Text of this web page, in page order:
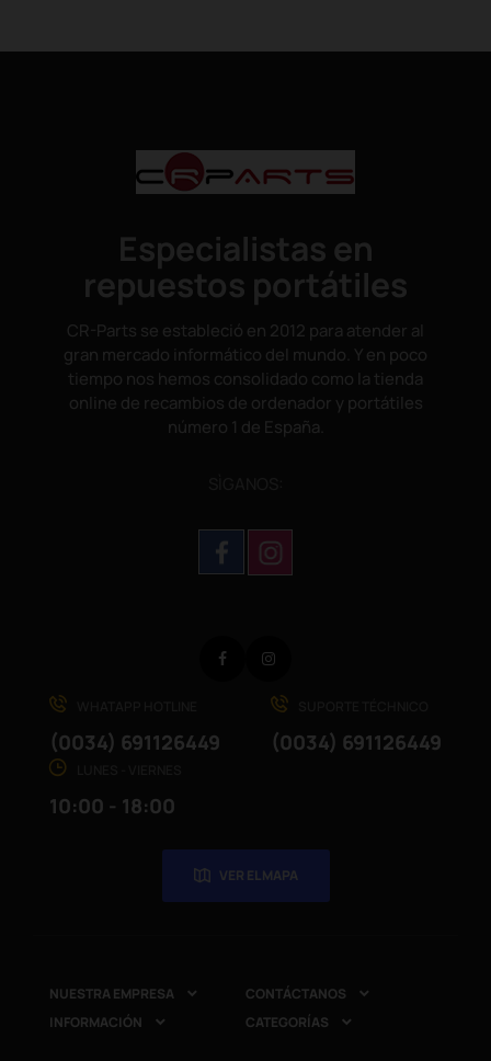
Especialistas en
repuestos portátiles
CR-Parts se estableció en 2012 para atender al
gran mercado informático del mundo. Y en poco
tiempo nos hemos consolidado como la tienda
online de recambios de ordenador y portátiles
número 1 de España.
(0034) 691126449 (0034) 691126449
10:00 - 18:00
VER EL MAPA
Facebook
NUESTRA EMPRESA  CONTÁCTANOS 
INFORMACIÓN  CATEGORÍAS 